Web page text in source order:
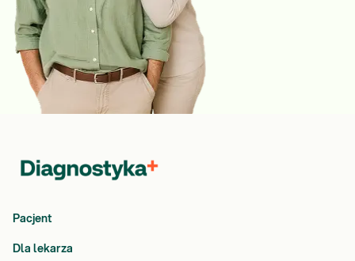
Pacjent
Dla lekarza